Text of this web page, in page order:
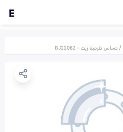
E
حساس طرمبة زيت - BJ22062